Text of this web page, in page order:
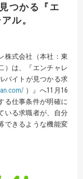
つかる 『エ
ル。
株式会社（本社：東
）は、『エンチャレ
バイトが見つかる求
/ ）』へ11月16
る仕事条件が明確に
いる求職者が、自分
できるような機能変